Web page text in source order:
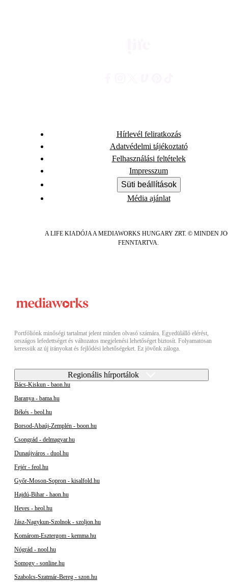
Hírlevél feliratkozás
Adatvédelmi tájékoztató
Felhasználási feltételek
Impresszum
Süti beállítások
Média ajánlat
A LIFE KIADÓJA A MEDIAWORKS HUNGARY ZRT. © MINDEN
FENNTARTVA.
Portfóliónk minőségi tartalmat jelent minden olvasó számára. Egyedülálló elérést,
országos lefedettséget és változatos megjelenési lehetőséget biztosít. Folyamatosan
keressük az új irányokat és fejlődési lehetőségeket. Ez jövőnk záloga.
Regionális hírportálok
Bács-Kiskun - baon.hu
Baranya - bama.hu
Békés - beol.hu
Borsod-Abaúj-Zemplén - boon.hu
Csongrád - delmagyar.hu
Dunaújváros - duol.hu
Fejér - feol.hu
Győr-Moson-Sopron - kisalfold.hu
Hajdú-Bihar - haon.hu
Heves - heol.hu
Jász-Nagykun-Szolnok - szoljon.hu
Komárom-Esztergom - kemma.hu
Nógrád - nool.hu
Somogy - sonline.hu
Szabolcs-Szatmár-Bereg - szon.hu